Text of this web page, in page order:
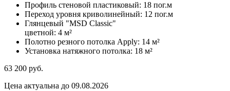
Профиль стеновой пластиковый: 18 пог.м
Переход уровня криволинейный: 12 пог.м
Глянцевый "MSD Classic"
цветной: 4 м²
Полотно резного потолка Apply: 14 м²
Установка натяжного потолка: 18 м²
63 200 руб.
Цена актуальна до 09.08.2026